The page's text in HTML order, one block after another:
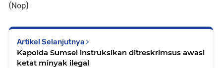
(Nop)
Artikel Selanjutnya
Kapolda Sumsel instruksikan ditreskrimsus awasi
ketat minyak ilegal